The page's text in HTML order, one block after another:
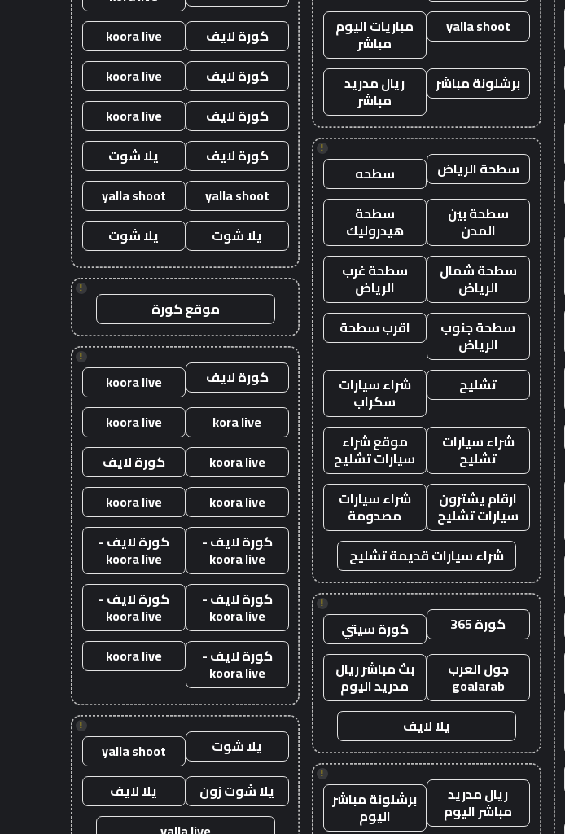
yalla shoot مباريات اليوم
مباشر
برشلونة مباشر
ريال مدريد
مباشر
!
سطحة الرياض
سطحه
سطحة بين
المدن
سطحة
هيدروليك
سطحة شمال
الرياض
سطحة غرب
الرياض
سطحة جنوب
الرياض
اقرب سطحة
تشليح شراء سيارات
سكراب
شراء سيارات
تشليح
موقع شراء
سيارات تشليح
ارقام يشترون
سيارات تشليح
شراء سيارات
مصدومة
شراء سيارات قديمة تشليح
!
كورة 365
كورة سيتي
جول العرب
goalarab
بث مباشر ريال
مدريد اليوم
يلا لايف
!
ريال مدريد
مباشر اليوم برشلونة مباشر
اليوم
كورة لايف
koora live
كورة لايف
koora live
كورة لايف
koora live
كورة لايف
يلا شوت
yalla shoot
yalla shoot
يلا شوت
يلا شوت
!
موقع كورة
!
كورة لايف
koora live
kora live
koora live
koora live
كورة لايف
koora live
koora live
كورة لايف -
koora live
كورة لايف -
koora live
كورة لايف -
koora live
كورة لايف -
koora live
كورة لايف -
koora live
koora live
!
يلا شوت
yalla shoot
يلا شوت زون
يلا لايف